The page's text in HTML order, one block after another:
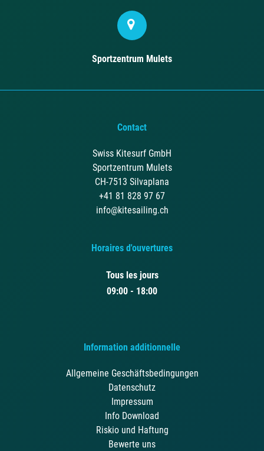
Sportzentrum Mulets
Contact
Swiss Kitesurf GmbH
Sportzentrum Mulets
CH-7513 Silvaplana
+41 81 828 97 67
info@kitesailing.ch
Horaires d'ouvertures
Tous les jours
09:00 - 18:00
Information additionnelle
Allgemeine Geschäftsbedingungen
Datenschutz
Impressum
Info Download
Riskio und Haftung
Bewerte uns